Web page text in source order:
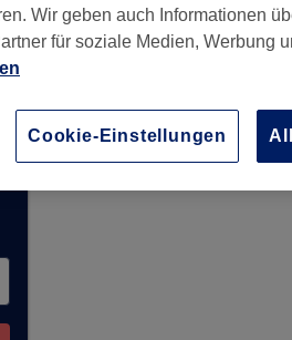
derzeit keine
Salons in Ihrer Nähe zu
Wir geben auch Informationen
für soziale Medien, Werbung
Cookie-Einstellungen